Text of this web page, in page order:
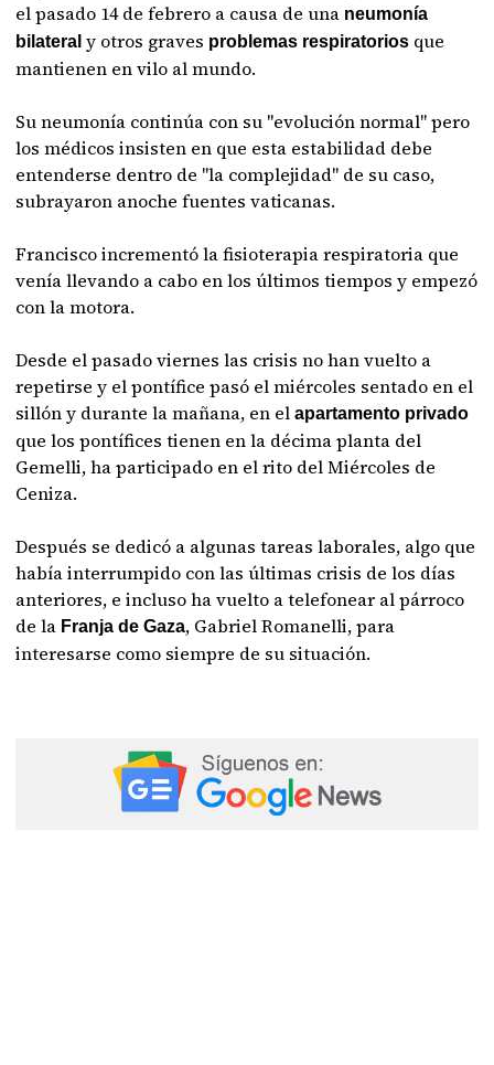
el pasado 14 de febrero a causa de una neumonía
bilateral y otros graves problemas respiratorios que
mantienen en vilo al mundo.
Su neumonía continúa con su "evolución normal" pero
los médicos insisten en que esta estabilidad debe
entenderse dentro de "la complejidad" de su caso,
subrayaron anoche fuentes vaticanas.
Francisco incrementó la fisioterapia respiratoria que
venía llevando a cabo en los últimos tiempos y empezó
con la motora.
Desde el pasado viernes las crisis no han vuelto a
repetirse y el pontífice pasó el miércoles sentado en el
sillón y durante la mañana, en elapartamento privado
que los pontífices tienen en la décima planta del
Gemelli, ha participado en el rito del Miércoles de
Ceniza.
Después se dedicó a algunas tareas laborales, algo que
había interrumpido con las últimas crisis de los días
anteriores, e incluso ha vuelto a telefonear al párroco
de la Franja de Gaza, Gabriel Romanelli, para
interesarse como siempre de su situación.